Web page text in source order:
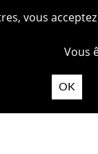
vous
Vous
OK